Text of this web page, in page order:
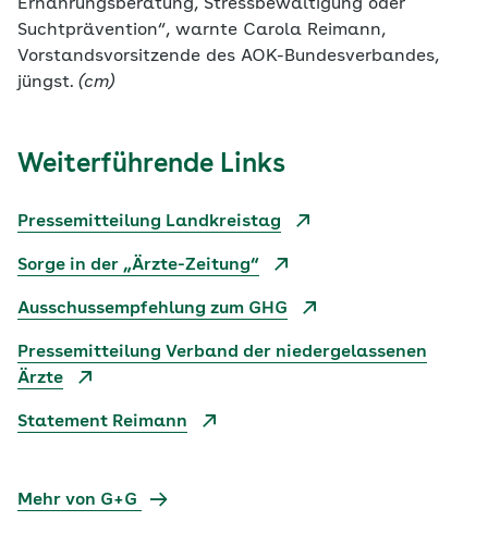
Ernährungsberatung, Stressbewältigung oder
Suchtprävention“, warnte Carola Reimann,
Vorstandsvorsitzende des AOK-Bundesverbandes,
jüngst. (cm)
Weiterführende Links
Pressemitteilung Landkreistag
Sorge in der „Ärzte-Zeitung“
Ausschussempfehlung zum GHG
Pressemitteilung Verband der niedergelassenen
Ärzte
Statement Reimann
Mehr von G+G